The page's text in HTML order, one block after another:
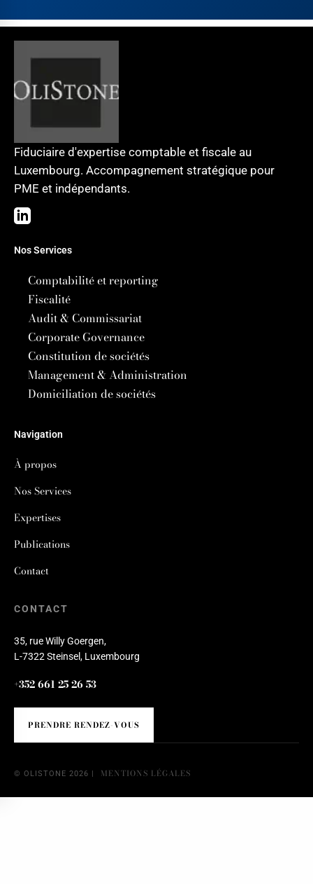
Fiduciaire d'expertise comptable et fiscale au
Luxembourg. Accompagnement stratégique pour
PME et indépendants.
Nos Services
Comptabilité et reporting
Fiscalité
Audit & Commissariat
Corporate Governance
Constitution de sociétés
Management & Administration
Domiciliation de sociétés
Navigation
À propos
Nos Services
Expertises
Publications
Contact
CONTACT
35, rue Willy Goergen,
L-7322 Steinsel, Luxembourg
+352 661 25 26 53
PRENDRE RENDEZ-VOUS
© OLISTONE 2026 | MENTIONS LÉGALES